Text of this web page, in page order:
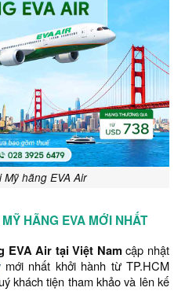
Mỹ hãng EVA Air
HÃNG EVA MỚI NHẤT
EVA Air tại Việt Namcập nhật
mới nhất khởi hành từ TP.HCM
khách tiện tham khảo và lên kế